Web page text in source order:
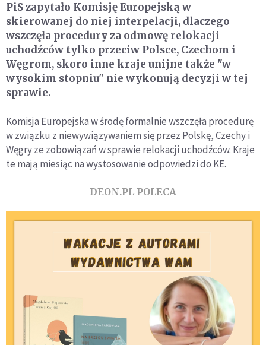
PiS zapytało Komisję Europejską w
skierowanej do niej interpelacji, dlaczego
wszczęła procedury za odmowę relokacji
uchodźców tylko przeciw Polsce, Czechom i
Węgrom, skoro inne kraje unijne także "w
wysokim stopniu" nie wykonują decyzji w tej
sprawie.
Komisja Europejska w środę formalnie wszczęła procedurę
w związku z niewywiązywaniem się przez Polskę, Czechy i
Węgry ze zobowiązań w sprawie relokacji uchodźców. Kraje
te mają miesiąc na wystosowanie odpowiedzi do KE.
DEON.PL POLECA